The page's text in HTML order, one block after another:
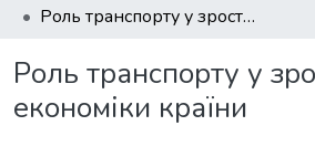
Роль транспорту у зростанні економіки країни
Роль транспорту у
економіки країни